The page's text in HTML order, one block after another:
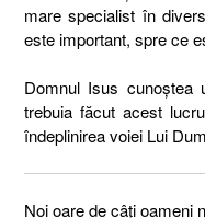
mare specialist în
este important, spre ce
Domnul Isus cunoștea
trebuia făcut acest
îndeplinirea voiei Lui
Noi oare de câți oameni